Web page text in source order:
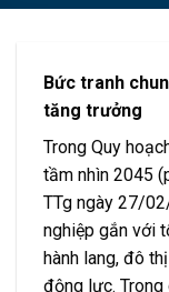
Bức tranh
tăng trưởng
Trong Quy
tầm nhìn 2045
TTg ngày 27/
nghiệp gắn với
hành lang, đô
động lực. Trong